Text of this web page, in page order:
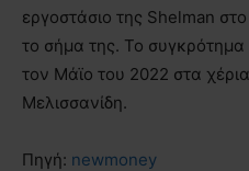
εργοστάσιο της Shelman
το σήμα της. Το συγκρότημα
τον Μάϊο του 2022 στα
Μελισσανίδη.
Πηγή: newmoney